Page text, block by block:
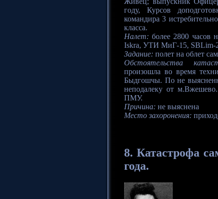
году, Курсов
командира 3
класса.
Налет: более 2800 часов
Iskra, УТИ МиГ-15, SBLim-
Задание: полет на облет
Обстоятельства
произошла во время
Быдгошчы. По не
неподалеку от
ПМУ.
Причина: не выяснена
Место захоронения:
8.Катастрофа
года.